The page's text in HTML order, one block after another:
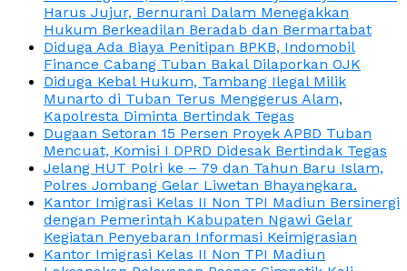
Harus Jujur, Bernurani Dalam Menegakkan
Hukum Berkeadilan Beradab dan Bermartabat
Diduga Ada Biaya Penitipan BPKB, Indomobil
Finance Cabang Tuban Bakal Dilaporkan OJK
Diduga Kebal Hukum, Tambang Ilegal Milik
Munarto di Tuban Terus Menggerus Alam,
Kapolresta Diminta Bertindak Tegas
Dugaan Setoran 15 Persen Proyek APBD Tuban
Mencuat, Komisi I DPRD Didesak Bertindak Tegas
Jelang HUT Polri ke – 79 dan Tahun Baru Islam,
Polres Jombang Gelar Liwetan Bhayangkara.
Kantor Imigrasi Kelas II Non TPI Madiun Bersinergi
dengan Pemerintah Kabupaten Ngawi Gelar
Kegiatan Penyebaran Informasi Keimigrasian
Kantor Imigrasi Kelas II Non TPI Madiun